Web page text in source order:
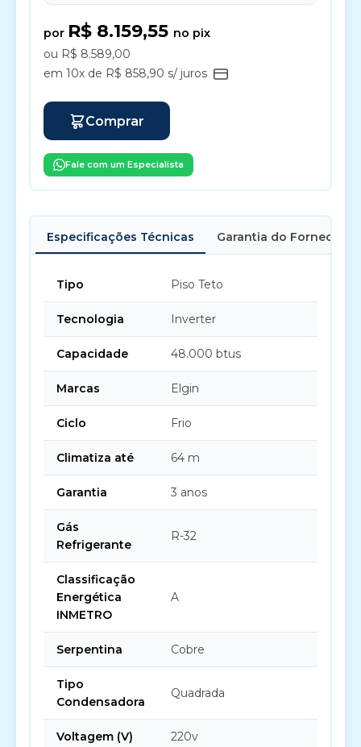
por R$ 8.159,55 no pix
ou R$ 8.589,00
em 10x de R$ 858,90 s/ juros
Comprar
Fale com um Especialista
Especificações Técnicas Garantia do Fornecedor
Tipo Piso Teto
Tecnologia Inverter
Capacidade 48.000 btus
Marcas Elgin
Ciclo Frio
Climatiza até 64 m
Garantia 3 anos
Gás
Refrigerante
R-32
Classificação
Energética
INMETRO
A
Serpentina Cobre
Tipo
Condensadora
Quadrada
Voltagem (V) 220v